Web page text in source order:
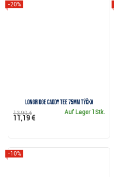
Longridge Caddy Tee 75mm Týčka
-20%
Auf Lager 1Stk.
13,99 €
11,19 €
-10%